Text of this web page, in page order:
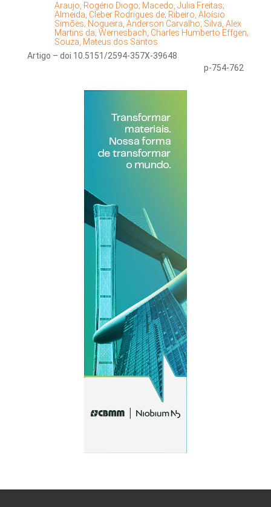
Araujo, Rogério Diogo; Macedo, Julia Freitas;
Almeida, Cleber Rodrigues de; Ribeiro, Aloísio
Simões; Nogueira, Anderson Carvalho; Silva, Alex
Martins da; Wernesbach, Charles Humberto Effgen;
Souza, Mateus dos Santos
Artigo – doi 10.5151/2594-357X-39648
p-754-762